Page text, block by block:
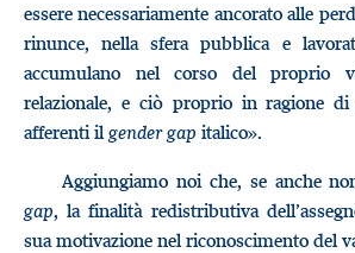
essere necessariamente ancorato alle
rinunce, nella sfera pubblica e
accumulano nel corso del proprio
relazionale, e ciò proprio in ragione
afferenti ilgender gap italico».
Aggiungiamo noi che, se anche
gap, la finalità redistributiva
sua motivazione nel riconoscimento del